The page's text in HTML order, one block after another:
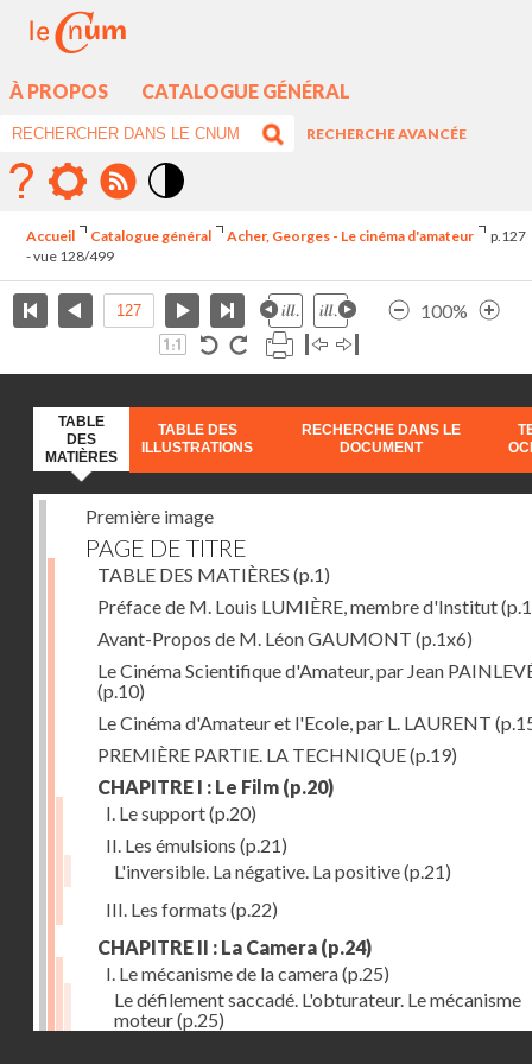
À PROPOS CATALOGUE GÉNÉRAL
RECHERCHE AVANCÉE
élévé
Accueil Catalogue général Acher, Georges - Le cinéma d'amateur
p.127
- vue 128/499
100%
TABLE
DES
MATIÈRES
TABLE DES
ILLUSTRATIONS
RECHERCHE DANS LE
DOCUMENT
Première image
PAGE DE TITRE
TABLE DES MATIÈRES (p.1)
Préface de M. Louis LUMIÈRE, membre d'Institut
Avant-Propos de M. Léon GAUMONT (p.1x6)
Le Cinéma Scientifique d'Amateur, par Jean
(p.10)
Le Cinéma d'Amateur et l'Ecole, par L. LAURENT
PREMIÈRE PARTIE. LA TECHNIQUE(p.19)
CHAPITRE I : Le Film (p.20)
I. Le support(p.20)
II. Les émulsions (p.21)
L'inversible. La négative. La positive(p.21)
III. Les formats (p.22)
CHAPITRE II : La Camera (p.24)
I. Le mécanisme de la camera(p.25)
Le défilement saccadé. L'obturateur. Le mécanisme
moteur(p.25)